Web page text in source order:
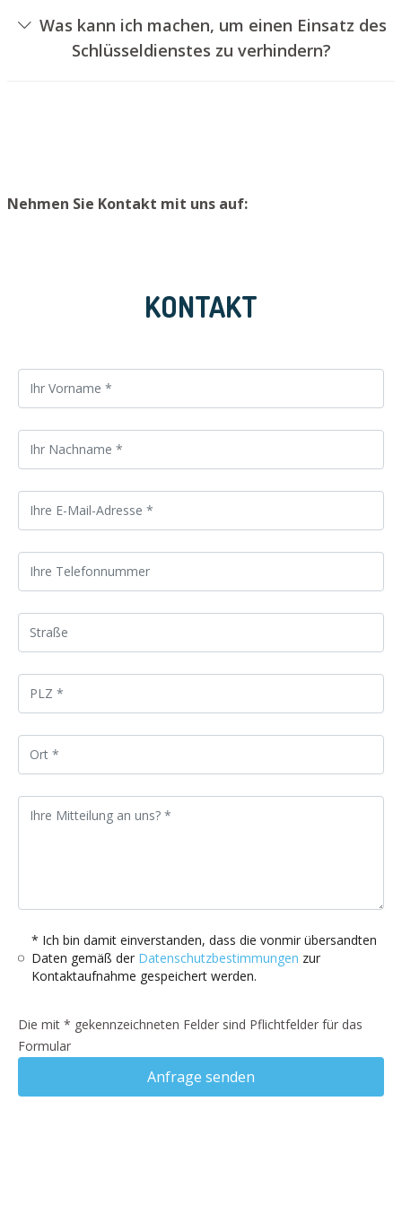
Dies kann jedoch normalerweise nicht geschehen, ohne
das Türschloss aufzubohren. Wir bauen Ihnen jedoch
einen neuen Türzylinder ein, sodass die Eingangstür
Was kann ich machen, um einen Einsatz des
Schlüsseldienstes zu verhindern?
Nehmen Sie Kontakt mit uns auf:
KONTAKT
* Ich bin damit einverstanden, dass die vonmir übersandten
Daten gemäß der Datenschutzbestimmungen zur
Kontaktaufnahme gespeichert werden.
Die mit * gekennzeichneten Felder sind Pflichtfelder für das
Formular
Anfrage senden